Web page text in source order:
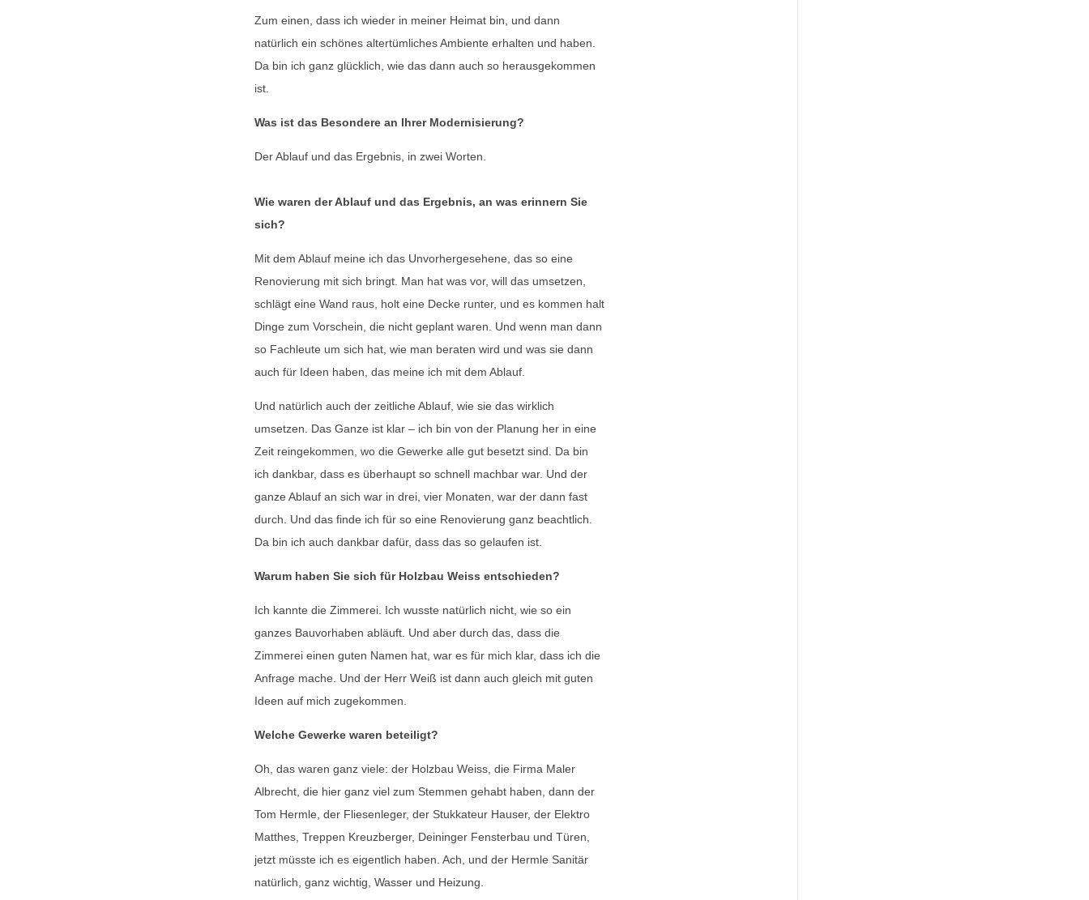
Zum einen, dass ich wieder in meiner Heimat bin, und dann
natürlich ein schönes altertümliches Ambiente erhalten und haben.
Da bin ich ganz glücklich, wie das dann auch so herausgekommen
ist.
Was ist das Besondere an Ihrer Modernisierung?
Der Ablauf und das Ergebnis, in zwei Worten.
Wie waren der Ablauf und das Ergebnis, an was erinnern Sie
sich?
Mit dem Ablauf meine ich das Unvorhergesehene, das so eine
Renovierung mit sich bringt. Man hat was vor, will das umsetzen,
schlägt eine Wand raus, holt eine Decke runter, und es kommen halt
Dinge zum Vorschein, die nicht geplant waren. Und wenn man dann
so Fachleute um sich hat, wie man beraten wird und was sie dann
auch für Ideen haben, das meine ich mit dem Ablauf.
Und natürlich auch der zeitliche Ablauf, wie sie das wirklich
umsetzen. Das Ganze ist klar – ich bin von der Planung her in eine
Zeit reingekommen, wo die Gewerke alle gut besetzt sind. Da bin
ich dankbar, dass es überhaupt so schnell machbar war. Und der
ganze Ablauf an sich war in drei, vier Monaten, war der dann fast
durch. Und das finde ich für so eine Renovierung ganz beachtlich.
Da bin ich auch dankbar dafür, dass das so gelaufen ist.
Warum haben Sie sich für Holzbau Weiss entschieden?
Ich kannte die Zimmerei. Ich wusste natürlich nicht, wie so ein
ganzes Bauvorhaben abläuft. Und aber durch das, dass die
Zimmerei einen guten Namen hat, war es für mich klar, dass ich die
Anfrage mache. Und der Herr Weiß ist dann auch gleich mit guten
Ideen auf mich zugekommen.
Welche Gewerke waren beteiligt?
Oh, das waren ganz viele: der Holzbau Weiss, die Firma Maler
Albrecht, die hier ganz viel zum Stemmen gehabt haben, dann der
Tom Hermle, der Fliesenleger, der Stukkateur Hauser, der Elektro
Matthes, Treppen Kreuzberger, Deininger Fensterbau und Türen,
jetzt müsste ich es eigentlich haben. Ach, und der Hermle Sanitär
natürlich, ganz wichtig, Wasser und Heizung.